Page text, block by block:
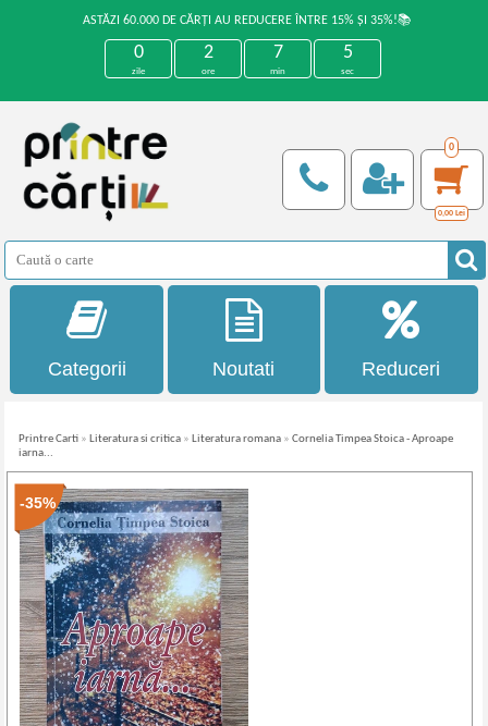
ASTĂZI 60.000 DE CĂRȚI AU REDUCERE ÎNTRE 15% ȘI 35%!📚
0
zile
2
ore
7
min
5
sec
0
0,00 Lei
Categorii Noutati Reduceri
Printre Carti » Literatura si critica » Literatura romana »Cornelia Timpea Stoica - Aproape
iarna...
-35%